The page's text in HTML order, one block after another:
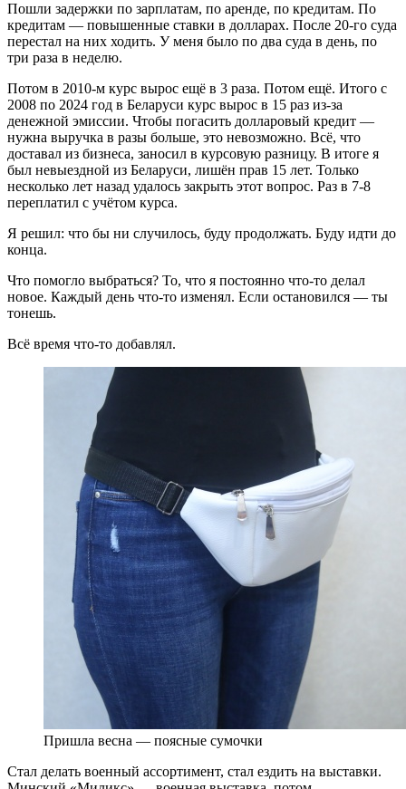
Пошли задержки по зарплатам, по аренде, по кредитам. По
кредитам — повышенные ставки в долларах. После 20-го суда
перестал на них ходить. У меня было по два суда в день, по
три раза в неделю.
Потом в 2010-м курс вырос ещё в 3 раза. Потом ещё. Итого с
2008 по 2024 год в Беларуси курс вырос в 15 раз из-за
денежной эмиссии. Чтобы погасить долларовый кредит —
нужна выручка в разы больше, это невозможно. Всё, что
доставал из бизнеса, заносил в курсовую разницу. В итоге я
был невыездной из Беларуси, лишён прав 15 лет. Только
несколько лет назад удалось закрыть этот вопрос. Раз в 7-8
переплатил с учётом курса.
Я решил: что бы ни случилось, буду продолжать. Буду идти до
конца.
Что помогло выбраться? То, что я постоянно что-то делал
новое. Каждый день что-то изменял. Если остановился — ты
тонешь.
Всё время что-то добавлял.
Пришла весна — поясные сумочки
Стал делать военный ассортимент, стал ездить на выставки.